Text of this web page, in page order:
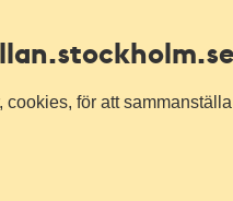
.stockholm.se
för att